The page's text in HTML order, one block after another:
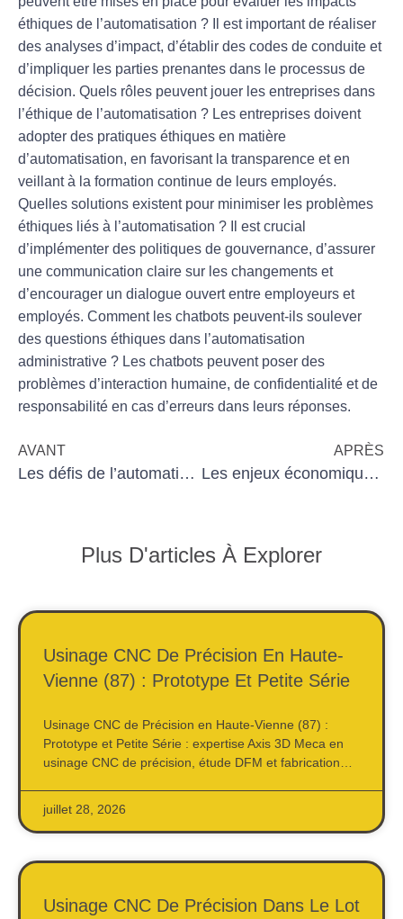
éthiques de l’automatisation ? Il est important de réaliser
des analyses d’impact, d’établir des codes de conduite et
d’impliquer les parties prenantes dans le processus de
décision. Quels rôles peuvent jouer les entreprises dans
l’éthique de l’automatisation ? Les entreprises doivent
adopter des pratiques éthiques en matière
d’automatisation, en favorisant la transparence et en
veillant à la formation continue de leurs employés.
Quelles solutions existent pour minimiser les problèmes
éthiques liés à l’automatisation ? Il est crucial
d’implémenter des politiques de gouvernance, d’assurer
une communication claire sur les changements et
d’encourager un dialogue ouvertentre employeurs et
employés. Comment les chatbots peuvent-ils soulever
des questions éthiques dans l’automatisation
administrative ? Les chatbots peuvent poser des
problèmes d’interaction humaine, de confidentialité et de
responsabilité en cas d’erreurs dans leurs réponses.
AVANT
Les défis de l’automatisation pour les dirigeants de TPE
APRÈS
Les enjeux économiques de l’usinage avancé
Plus D'articles À Explorer
Usinage CNC De Précision En Haute-
Vienne (87) : Prototype Et Petite Série
Usinage CNC de Précision en Haute-Vienne (87) :
Prototype et Petite Série : expertise Axis 3D Meca en
usinage CNC de précision, étude DFM et fabrication…
juillet 28, 2026
Usinage CNC De Précision Dans Le Lot